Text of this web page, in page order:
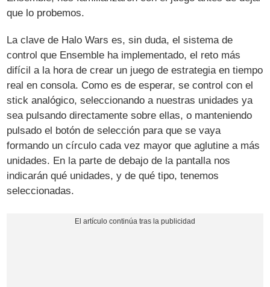
que lo probemos.
La clave de Halo Wars es, sin duda, el sistema de
control que Ensemble ha implementado, el reto más
difícil a la hora de crear un juego de estrategia en tiempo
real en consola. Como es de esperar, se control con el
stick analógico, seleccionando a nuestras unidades ya
sea pulsando directamente sobre ellas, o manteniendo
pulsado el botón de selección para que se vaya
formando un círculo cada vez mayor que aglutine a más
unidades. En la parte de debajo de la pantalla nos
indicarán qué unidades, y de qué tipo, tenemos
seleccionadas.